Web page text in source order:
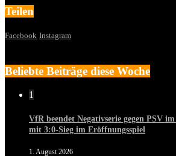
Teilen
Facebook Instagram
Beliebte Beiträge diese Woche
1
VfR beendet Negativserie gegen PSV
mit 3:0-Sieg im Eröffnungsspiel
1. August 2026